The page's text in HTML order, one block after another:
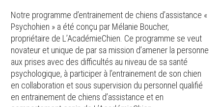
Notre programme d’entrainement de chiens d’assistance «
Psychohien » a été conçu par Mélanie Boucher,
propriétaire de L’AcadémieChien. Ce programme se veut
novateur et unique de par sa mission d’amener la personne
aux prises avec des difficultés au niveau de sa santé
psychologique, à participer à l’entrainement de son chien
en collaboration et sous supervision du personnel qualifié
en entrainement de chiens d’assistance et en